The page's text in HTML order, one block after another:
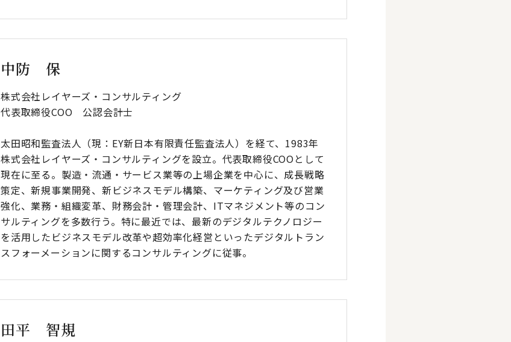
中防 保
株式会社レイヤーズ・コンサルティング
代表取締役COO 公認会計士
太田昭和監査法人（現：EY新日本有限責任監査法人）を経て、1983年
株式会社レイヤーズ・コンサルティングを設立。代表取締役COOとして
現在に至る。製造・流通・サービス業等の上場企業を中心に、成長戦略
策定、新規事業開発、新ビジネスモデル構築、マーケティング及び営業
強化、業務・組織変革、財務会計・管理会計、ITマネジメント等のコン
サルティングを多数行う。特に最近では、最新のデジタルテクノロジー
を活用したビジネスモデル改革や超効率化経営といったデジタルトラン
スフォーメーションに関するコンサルティングに従事。
田平 智規